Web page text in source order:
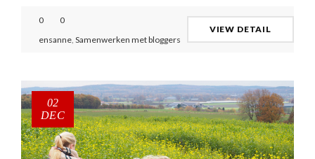
0
0
ensanne, Samenwerken met bloggers
VIEW DETAIL
02
DEC